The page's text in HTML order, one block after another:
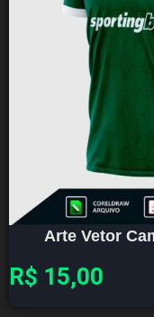
Arte Vetor
R$ 15,00